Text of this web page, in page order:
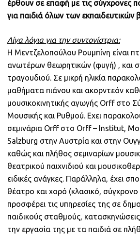
έρθουν σε επαφή με τις σύγχρονες
για παιδιά όλων των εκπαιδευτικών
Λίγα λόγια για την συντονίστρια:
Η Μεντζελοπούλου Ρουμπίνη είναι
ανωτέρων θεωρητικών (φυγή) , και
τραγουδιού. Σε μικρή ηλικία
μαθήματα πιάνου και ακορντεόν
μουσικοκινητικής αγωγής Οrff στο
Μουσικής και Ρυθμού. Eχει
σεμινάρια Orff στο Orff – Institut,
Salzburg στην Αυστρία και στην
καθώς και πλήθος σεμιναρίων
θεατρικού παιχνιδιού και
ειδικές ανάγκες. Παράλληλα, έχει
θέατρο και χορό (κλασικό, σύγχρονο
προσφέρει τις υπηρεσίες της σε
παιδικούς σταθμούς,
την εργασία της με τα παιδιά σε